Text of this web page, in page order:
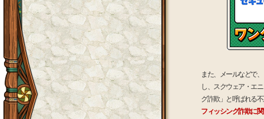
また、メールなどで
し、スクウェア・エ
グ詐欺」と呼ばれる
フィッシング詐欺に